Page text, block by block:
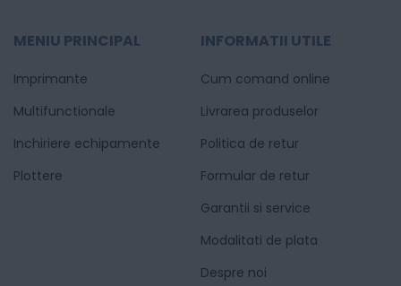
MENIU PRINCIPAL
Imprimante
Multifunctionale
Inchiriere echipamente
Plottere
INFORMATII UTILE
Cum comand online
Livrarea produselor
Politica de retur
Formular de retur
Garantii si service
Modalitati de plata
Despre noi